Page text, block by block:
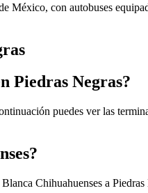
México, con autobuses
Piedras Negras?
puedes ver las
Chihuahuenses a Piedras